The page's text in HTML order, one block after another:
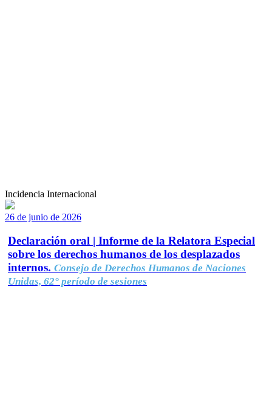
Incidencia Internacional
26 de junio de 2026
Declaración oral | Informe de la Relatora Especial
sobre los derechos humanos de los desplazados
internos. Consejo de Derechos Humanos de Naciones
Unidas, 62° período de sesiones